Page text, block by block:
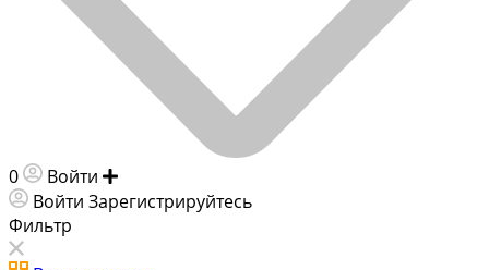
0 Войти
Войти Зарегистрируйтесь
Фильтр